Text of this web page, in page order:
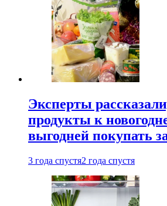
Эксперты
продукты к
выгодней покупать
3 года спустя2 года спустя